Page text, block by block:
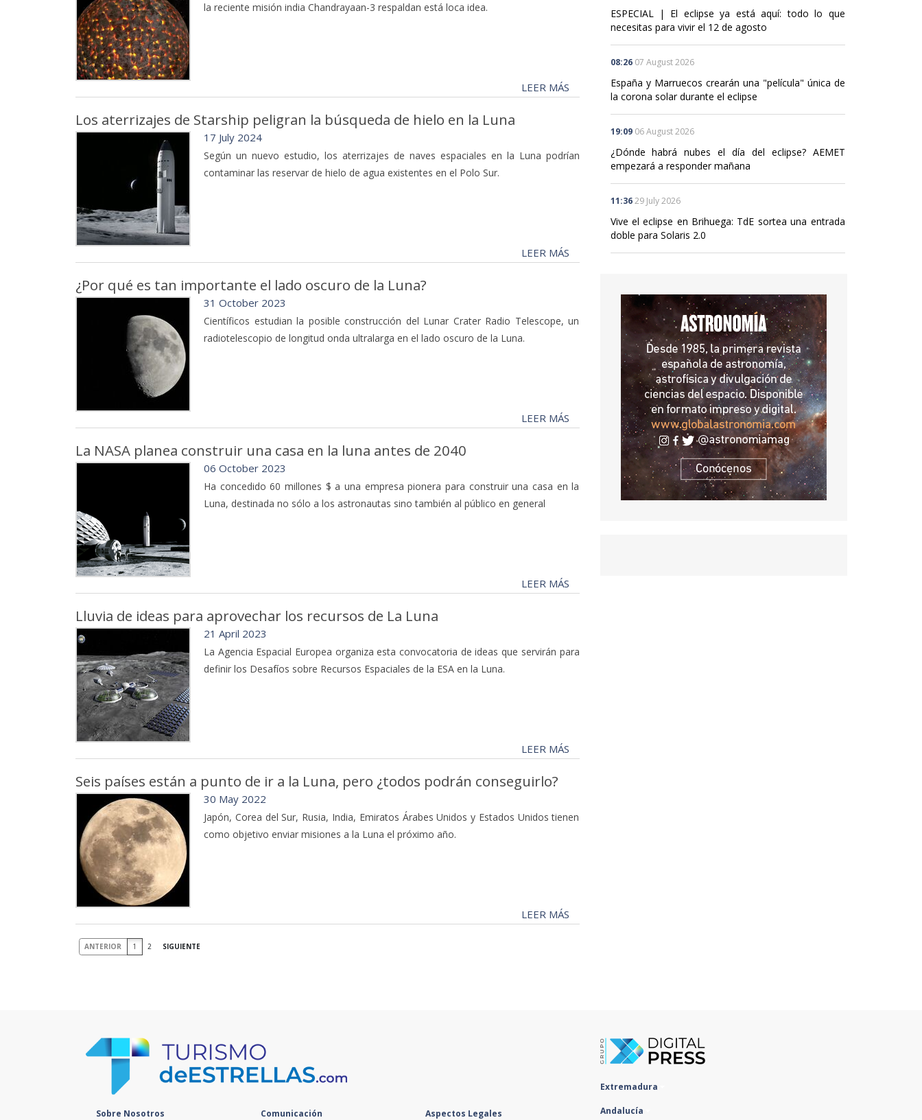
la reciente misión india Chandrayaan-3 respaldan está loca idea.
LEER MÁS
Los aterrizajes de Starship peligran la búsqueda de hielo en la Luna
17 July 2024
Según un nuevo estudio, los aterrizajes de naves espaciales en la Luna podrían
contaminar las reservar de hielo de agua existentes en el Polo Sur.
LEER MÁS
¿Por qué es tan importante el lado oscuro de la Luna?
31 October 2023
Científicos estudian la posible construcción del Lunar Crater Radio Telescope, un
radiotelescopio de longitud onda ultralarga en el lado oscuro de la Luna.
LEER MÁS
La NASA planea construir una casa en la luna antes de 2040
06 October 2023
Ha concedido 60 millones $ a una empresa pionera para construir una casa en la
Luna, destinada no sólo a los astronautas sino también al público en general
LEER MÁS
Lluvia de ideas para aprovechar los recursos de La Luna
21 April 2023
La Agencia Espacial Europea organiza esta convocatoria de ideas que servirán para
definir los Desafíos sobre Recursos Espaciales de la ESA en la Luna.
LEER MÁS
Seis países están a punto de ir a la Luna, pero ¿todos podrán conseguirlo?
30 May 2022
Japón, Corea del Sur, Rusia, India, Emiratos Árabes Unidos y Estados Unidos tienen
como objetivo enviar misiones a la Luna el próximo año.
LEER MÁS
ANTERIOR 1 2 SIGUIENTE
ESPECIAL | El eclipse ya está aquí: todo lo que
necesitas para vivir el 12 de agosto
08:26 07 August 2026
España y Marruecos crearán una "película" única de
la corona solar durante el eclipse
19:09 06 August 2026
¿Dónde habrá nubes el día del eclipse? AEMET
empezará a responder mañana
11:36 29 July 2026
Vive el eclipse en Brihuega: TdE sortea una entrada
doble para Solaris 2.0
Sobre Nosotros Comunicación Aspectos Legales
Extremadura
Andalucía